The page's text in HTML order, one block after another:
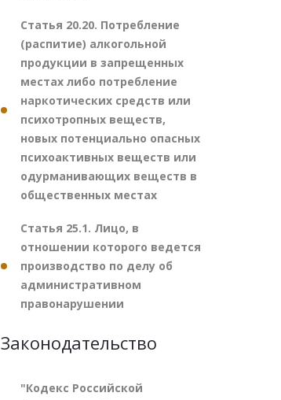
Статья 20.20. Потребление
(распитие) алкогольной
продукции в запрещенных
местах либо потребление
наркотических средств или
психотропных веществ,
новых потенциально опасных
психоактивных веществ или
одурманивающих веществ в
общественных местах
Статья 25.1. Лицо, в
отношении которого ведется
производство по делу об
административном
правонарушении
Законодательство
"Кодекс Российской